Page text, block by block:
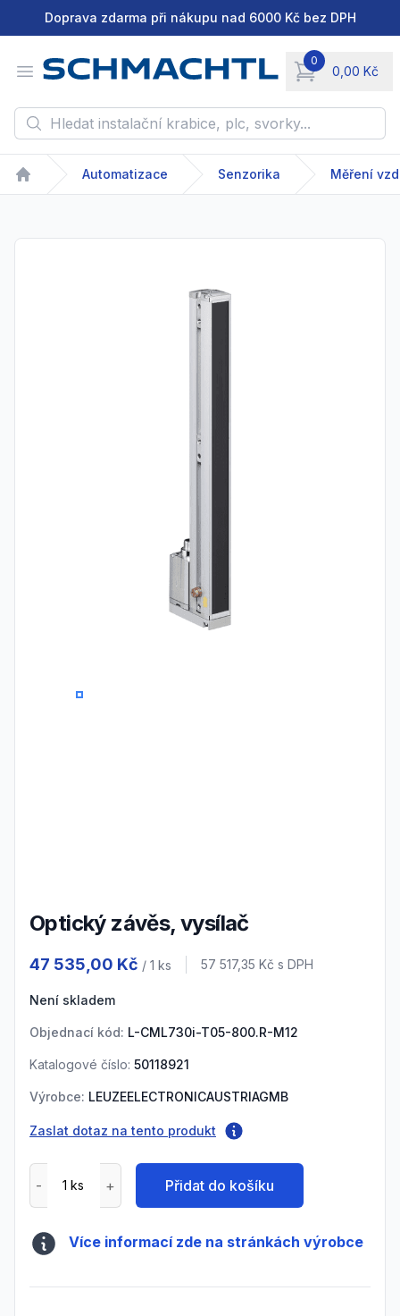
Doprava zdarma při nákupu nad 6000 Kč bez DPH
Open menu
0
0,00 Kč
items in cart,
Hledat instalační krabice, plc, svorky...
Home
Automatizace Senzorika Měření
0
Optický závěs, vysílač
47 535,00 Kč / 1 ks Cena s DPH
57 517,35 Kč s DPH
Není skladem
Objednací kód: L-CML730i-T05-800.R-M12
Katalogové číslo: 50118921
Výrobce: LEUZEELECTRONICAUSTRIAGMB
Zaslat dotaz na tento produkt
Přidat do košíku
Více informací zde na stránkách výrobce